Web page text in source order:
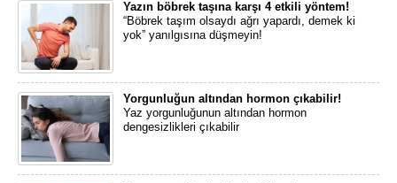
Yazın böbrek taşına karşı 4 etkili yöntem!
“Böbrek taşım olsaydı ağrı yapardı, demek ki
yok” yanılgısına düşmeyin!
Yorgunluğun altından hormon çıkabilir!
Yaz yorgunluğunun altından hormon
dengesizlikleri çıkabilir